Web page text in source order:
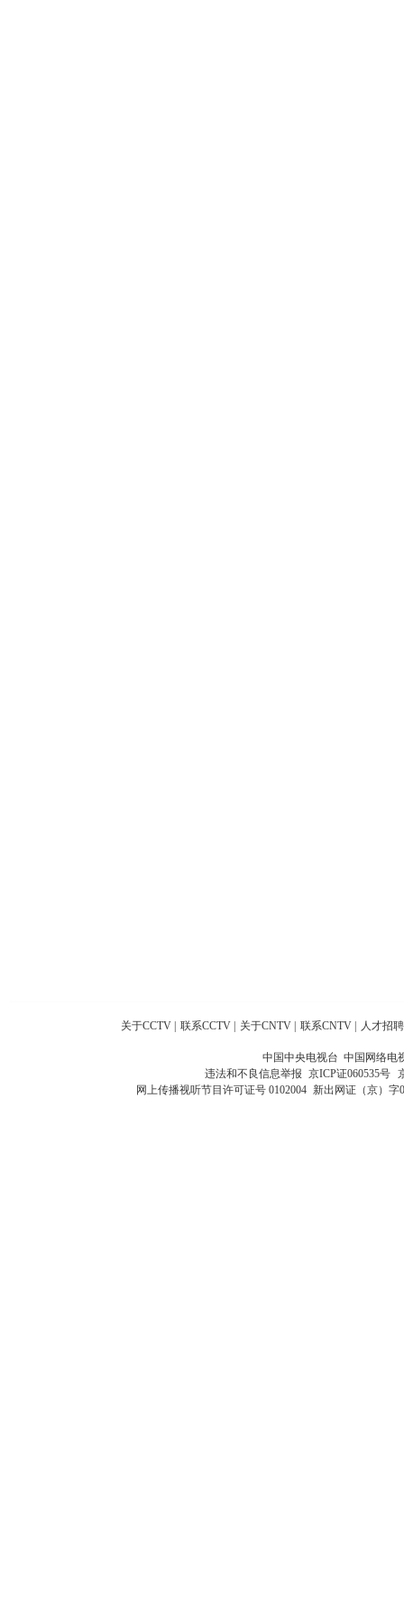
关于CCTV 联系CCTV 关于CNTV 联系CNTV 人才招聘
中国中央电视台 中国网络电
违法和不良信息举报 京ICP证060535号
网上传播视听节目许可证号 0102004 新出网证（京）